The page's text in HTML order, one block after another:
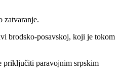
zatvaranje.
brodsko-posavskoj, koji je tokom
priključiti paravojnim srpskim